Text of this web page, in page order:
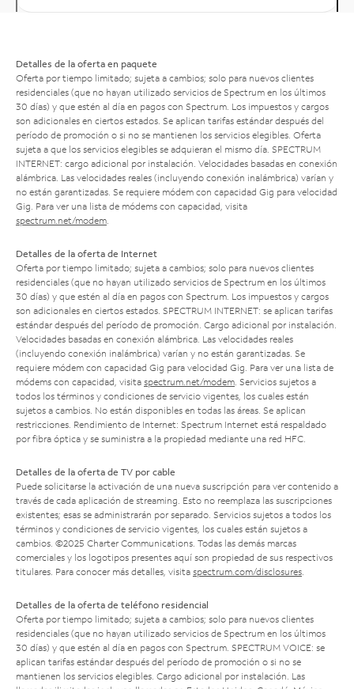
Detalles de la oferta en paquete
Oferta por tiempo limitado; sujeta a cambios; solo para nuevos clientes
residenciales (que no hayan utilizado servicios de Spectrum en los últimos
30 días) y que estén al día en pagos con Spectrum. Los impuestos y cargos
son adicionales en ciertos estados. Se aplican tarifas estándar después del
período de promoción o si no se mantienen los servicios elegibles. Oferta
sujeta a que los servicios elegibles se adquieran el mismo día. SPECTRUM
INTERNET: cargo adicional por instalación. Velocidades basadas en conexión
alámbrica. Las velocidades reales (incluyendo conexión inalámbrica) varían y
no están garantizadas. Se requiere módem con capacidad Gig para velocidad
Gig. Para ver una lista de módems con capacidad, visita
spectrum.net/modem
Detalles de la oferta de Internet
Oferta por tiempo limitado; sujeta a cambios; solo para nuevos clientes
residenciales (que no hayan utilizado servicios de Spectrum en los últimos
30 días) y que estén al día en pagos con Spectrum. Los impuestos y cargos
son adicionales en ciertos estados. SPECTRUM INTERNET: se aplican tarifas
estándar después del período de promoción. Cargo adicional por instalación.
Velocidades basadas en conexión alámbrica. Las velocidades reales
(incluyendo conexión inalámbrica) varían y no están garantizadas. Se
requiere módem con capacidad Gig para velocidad Gig. Para ver una lista de
módems con capacidad, visita spectrum.net/modem . Servicios sujetos a
todos los términos y condiciones de servicio vigentes, los cuales están
sujetos a cambios. No están disponibles en todas las áreas. Se aplican
restricciones. Rendimiento de Internet: Spectrum Internet está respaldado
por fibra óptica y se suministra a la propiedad mediante una red HFC.
Detalles de la oferta de TV por cable
Puede solicitarse la activación de una nueva suscripción para ver contenido a
través de cada aplicación de streaming. Esto no reemplaza las suscripciones
existentes; esas se administrarán por separado. Servicios sujetos a todos los
términos y condiciones de servicio vigentes, los cuales están sujetos a
cambios. ©2025 Charter Communications. Todas las demás marcas
comerciales y los logotipos presentes aquí son propiedad de sus respectivos
titulares. Para conocer más detalles, visita spectrum.com/disclosures
Detalles de la oferta de teléfono residencial
Oferta por tiempo limitado; sujeta a cambios; solo para nuevos clientes
residenciales (que no hayan utilizado servicios de Spectrum en los últimos
30 días) y que estén al día en pagos con Spectrum. SPECTRUM VOICE: se
aplican tarifas estándar después del período de promoción o si no se
mantienen los servicios elegibles. Cargo adicional por instalación. Las